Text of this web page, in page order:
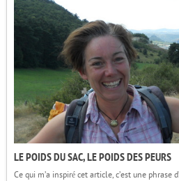
LE POIDS DU SAC, LE POIDS DES PEURS
Ce qui m’a inspiré cet article, c’est une phrase